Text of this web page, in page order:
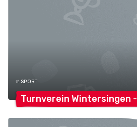
# SPORT
Turnverein Wintersingen -